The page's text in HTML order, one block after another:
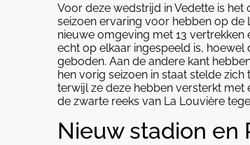
Voor deze wedstrijd in Vedette is
seizoen ervaring voor hebben op de
nieuwe omgeving met 13
echt op elkaar ingespeeld is,
geboden. Aan de andere kant
hen vorig seizoen in staat stelde
terwijl ze deze hebben versterkt met
de zwarte reeks van La Louvière
Nieuw stadion en